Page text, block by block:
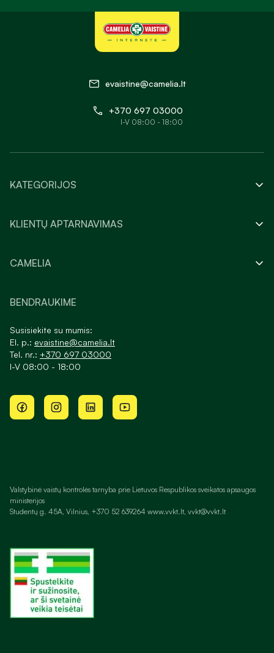
evaistine@camelia.lt
+370 697 03000
I-V 08:00 - 18:00
KATEGORIJOS
KLIENTŲ APTARNAVIMAS
CAMELIA
BENDRAUKIME
Susisiekite su mumis:
El. p.: evaistine@camelia.lt
Tel. nr.: +370 697 03000
I-V 08:00 - 18:00
Valstybinė vaistų kontrolės tarnyba prie Lietuvos Respublikos sveikatos apsaugos
ministerijos
Studentų g. 45A, Vilnius, +370 52 639264 www.vvkt.lt, vvkt@vvkt.lt